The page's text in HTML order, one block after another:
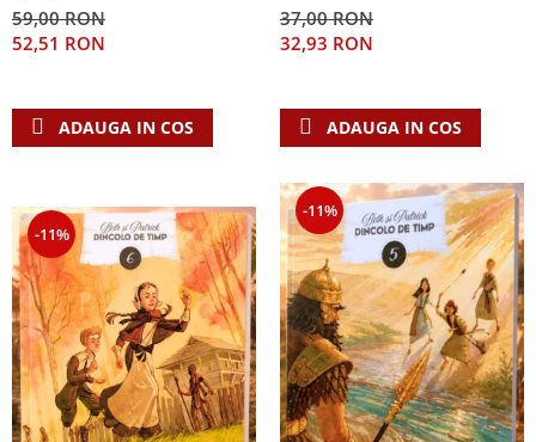
59,00 RON
52,51 RON
ADAUGA IN COS
37,00 RON
32,93 RON
ADAUGA IN COS
-11%
-11%